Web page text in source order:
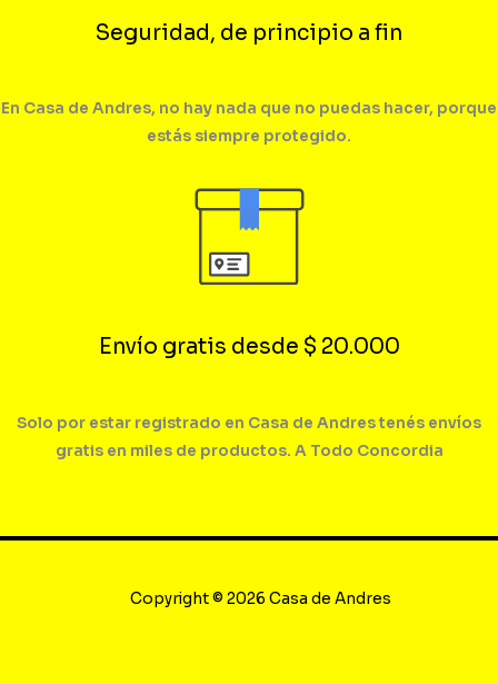
Seguridad, de principio a fin
En Casa de Andres, no hay nada que no puedas hacer, porque
estás siempre protegido.
Envío gratis desde $ 20.000
Solo por estar registrado en Casa de Andres tenés envíos
gratis en miles de productos. A Todo Concordia
Copyright © 2026 Casa de Andres